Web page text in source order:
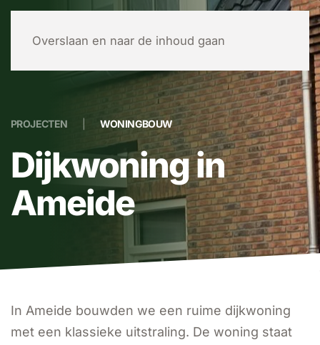
Overslaan en naar de inhoud gaan
PROJECTEN WONINGBOUW
Dijkwoning in
Ameide
In Ameide bouwden we een ruime dijkwoning
met een klassieke uitstraling. De woning staat